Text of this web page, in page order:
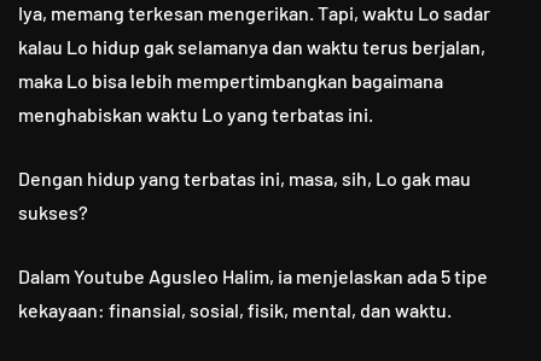
Iya, memang terkesan mengerikan. Tapi, waktu Lo sadar
kalau Lo hidup gak selamanya dan waktu terus berjalan,
maka Lo bisa lebih mempertimbangkan bagaimana
menghabiskan waktu Lo yang terbatas ini.
Dengan hidup yang terbatas ini, masa, sih, Lo gak mau
sukses?
Dalam Youtube Agusleo Halim, ia menjelaskan ada 5 tipe
kekayaan: finansial, sosial, fisik, mental, dan waktu.